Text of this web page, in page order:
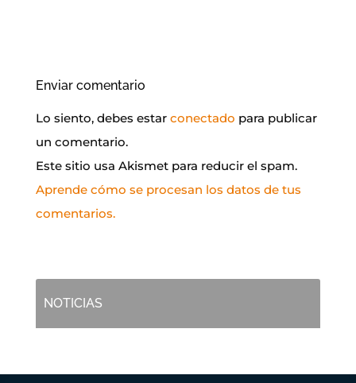
Enviar comentario
Lo siento, debes estar conectado para publicar
un comentario.
Este sitio usa Akismet para reducir el spam.
Aprende cómo se procesan los datos de tus
comentarios.
NOTICIAS